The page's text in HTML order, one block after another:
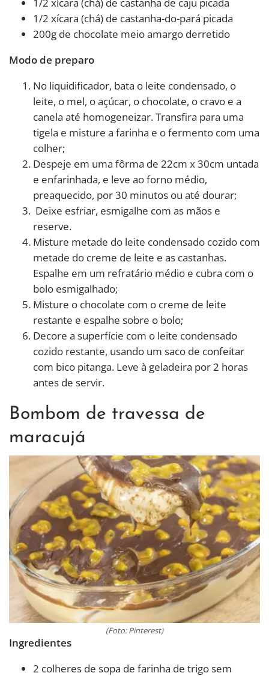
1/2 xícara (chá) de castanha-do-pará picada
200g de chocolate meio amargo derretido
Modo de preparo
No liquidificador, bata o leite condensado, o
leite, o mel, o açúcar, o chocolate, o cravo e a
canela até homogeneizar. Transfira para uma
tigela e misture a farinha e o fermento com uma
colher;
Despeje em uma fôrma de 22cm x 30cm untada
e enfarinhada, e leve ao forno médio,
preaquecido, por 30 minutos ou até dourar;
Deixe esfriar, esmigalhe com as mãos e
reserve.
Misture metade do leite condensado cozido com
metade do creme de leite e as castanhas.
Espalhe em um refratário médio e cubra com o
bolo esmigalhado;
Misture o chocolate com o creme de leite
restante e espalhe sobre o bolo;
Decore a superfície com o leite condensado
cozido restante, usando um saco de confeitar
com bico pitanga. Leve à geladeira por 2 horas
antes de servir.
Bombom de travessa de
maracujá
(Foto: Pinterest)
Ingredientes
2 colheres de sopa de farinha de trigo sem